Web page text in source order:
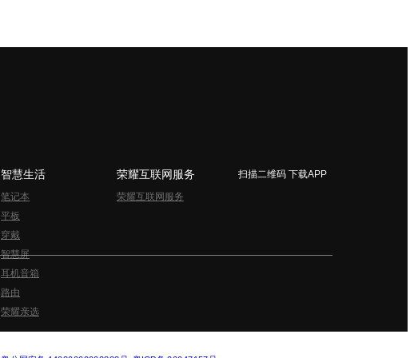
智慧生活
笔记本
平板
穿戴
智慧屏
耳机音箱
路由
荣耀亲选
荣耀互联网服务
荣耀互联网服务
扫描二维码 下载APP